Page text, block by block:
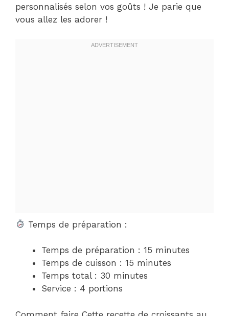
personnalisés selon vos goûts ! Je parie que
vous allez les adorer !
Temps de préparation :
Temps de préparation : 15 minutes
Temps de cuisson : 15 minutes
Temps total : 30 minutes
Service : 4 portions